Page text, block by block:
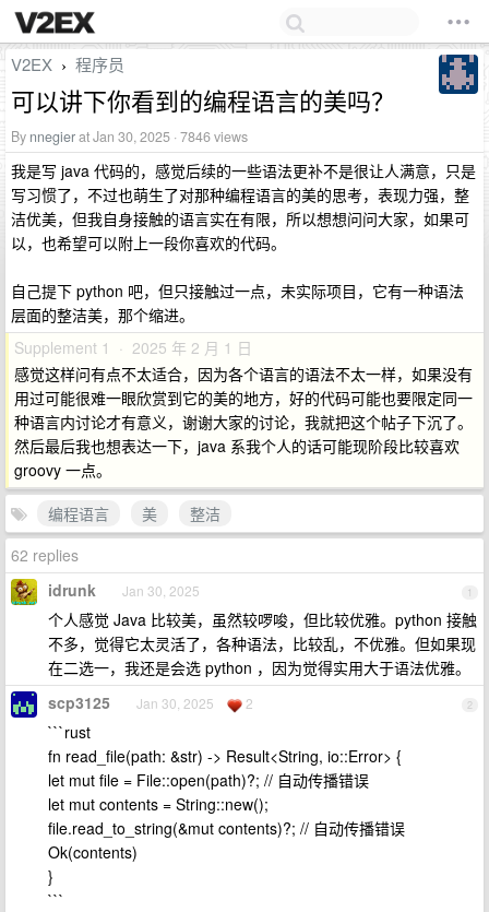
V2EX › 程序员
可以讲下你看到的编程语言的美吗？
By nnegierat Jan 30, 2025 · 7846 views
我是写 java 代码的，感觉后续的一些语法更补不是很让人满意，只是
写习惯了，不过也萌生了对那种编程语言的美的思考，表现力强，整
洁优美，但我自身接触的语言实在有限，所以想想问问大家，如果可
以，也希望可以附上一段你喜欢的代码。
自己提下 python 吧，但只接触过一点，未实际项目，它有一种语法
层面的整洁美，那个缩进。
Supplement 1 · 2025 年 2 月 1 日
感觉这样问有点不太适合，因为各个语言的语法不太一样，如果没有
用过可能很难一眼欣赏到它的美的地方，好的代码可能也要限定同一
种语言内讨论才有意义，谢谢大家的讨论，我就把这个帖子下沉了。
然后最后我也想表达一下，java 系我个人的话可能现阶段比较喜欢
groovy 一点。
编程语言
美
整洁
62 replies
1
idrunk Jan 30, 2025
个人感觉 Java 比较美，虽然较啰唆，但比较优雅。python 接触
不多，觉得它太灵活了，各种语法，比较乱，不优雅。但如果现
在二选一，我还是会选 python ，因为觉得实用大于语法优雅。
2
scp3125 Jan 30, 2025 2
```rust
fn read_file(path: &str) -> Result<String, io::Error> {
let mut file = File::open(path)?; // 自动传播错误
let mut contents = String::new();
file.read_to_string(&mut contents)?; // 自动传播错误
Ok(contents)
}
```